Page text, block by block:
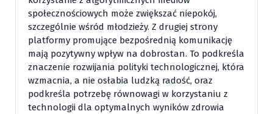
społecznościowych może zwiększać niepokój,
szczególnie wśród młodzieży. Z drugiej strony
platformy promujące bezpośrednią komunikację
mają pozytywny wpływ na dobrostan. To podkreśla
znaczenie rozwijania polityki technologicznej, która
wzmacnia, a nie osłabia ludzką radość, oraz
podkreśla potrzebę równowagi w korzystaniu z
technologii dla optymalnych wyników zdrowia